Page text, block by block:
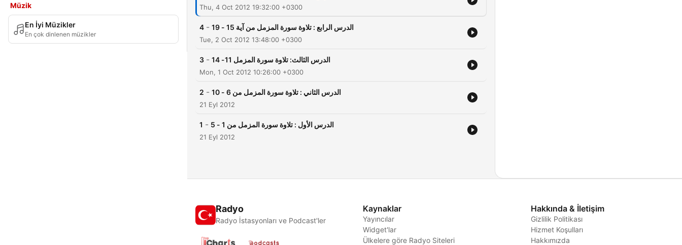
Müzik
En İyi Müzikler
En çok dinlenen müzikler
Thu, 4 Oct 2012 19:32:00 +0300
4 - الدرس الرابع : تلاوة سورة المزمل من آية 15 - 19
Tue, 2 Oct 2012 13:48:00 +0300
3 - الدرس الثالث: تلاوة سورة المزمل 11- 14
Mon, 1 Oct 2012 10:26:00 +0300
2 - الدرس الثاني : تلاوة سورة المزمل من 6 - 10
21 Eyl 2012
1 - الدرس الأول : تلاوة سورة المزمل من 1 - 5
21 Eyl 2012
Radyo
Radyo İstasyonları ve Podcast'ler
Kaynaklar
Yayıncılar
Widget'lar
Ülkelere göre Radyo Siteleri
Hakkında & İletişim
Gizlilik Politikası
Hizmet Koşulları
Hakkımızda